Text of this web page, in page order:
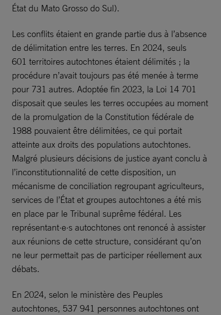
État du Mato Grosso do Sul).
Les conflits étaient en grande partie dus à l’absence
de délimitation entre les terres. En 2024, seuls
601 territoires autochtones étaient délimités ; la
procédure n’avait toujours pas été menée à terme
pour 731 autres. Adoptée fin 2023, la Loi 14 701
disposait que seules les terres occupées au moment
de la promulgation de la Constitution fédérale de
1988 pouvaient être délimitées, ce qui portait
atteinte aux droits des populations autochtones.
Malgré plusieurs décisions de justice ayant conclu à
l’inconstitutionnalité de cette disposition, un
mécanisme de conciliation regroupant agriculteurs,
services de l’État et groupes autochtones a été mis
en place par le Tribunal suprême fédéral. Les
représentant·e·s autochtones ont renoncé à assister
aux réunions de cette structure, considérant qu’on
ne leur permettait pas de participer réellement aux
débats.
En 2024, selon le ministère des Peuples
autochtones, 537 941 personnes autochtones ont